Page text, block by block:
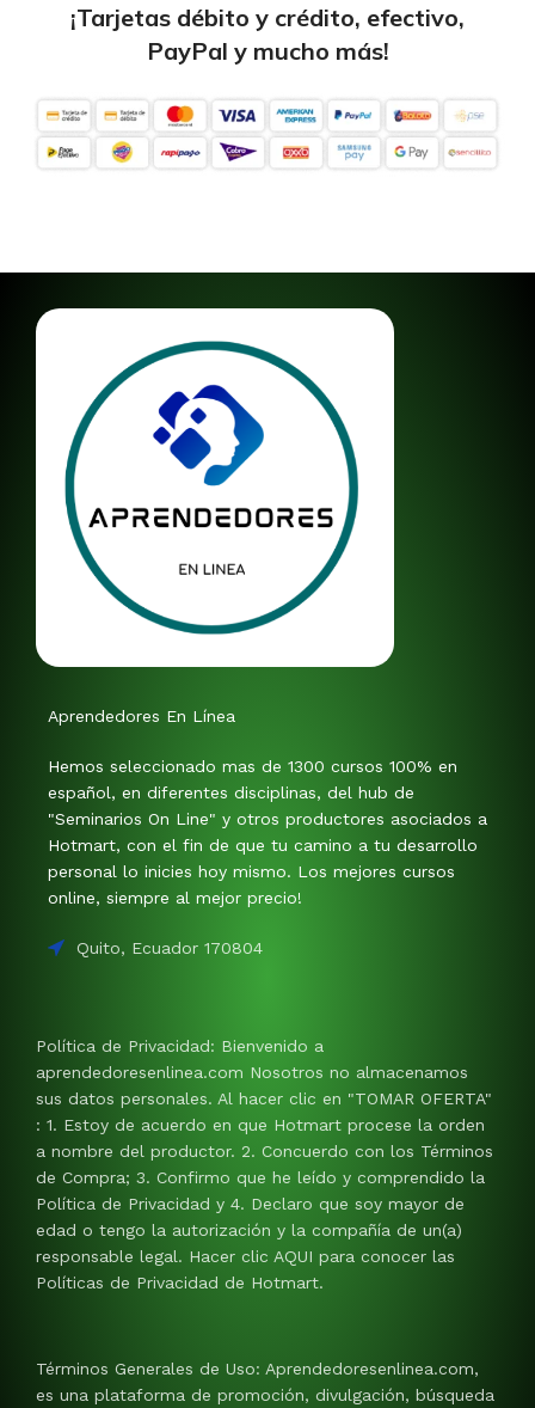
¡Tarjetas débito y crédito, efectivo,
PayPal y mucho más!
Aprendedores En Línea
Hemos seleccionado mas de 1300 cursos 100% en
español, en diferentes disciplinas, del hub de
"Seminarios On Line" y otros productores asociados a
Hotmart, con el fin de que tu camino a tu desarrollo
personal lo inicies hoy mismo. Los mejores cursos
online, siempre al mejor precio!
Quito, Ecuador 170804
Política de Privacidad: Bienvenido a
aprendedoresenlinea.com Nosotros no almacenamos
sus datos personales. Al hacer clic en "TOMAR OFERTA"
: 1. Estoy de acuerdo en que Hotmart procese la orden
a nombre del productor. 2. Concuerdo con los Términos
de Compra; 3. Confirmo que he leído y comprendido la
Política de Privacidad y 4. Declaro que soy mayor de
edad o tengo la autorización y la compañía de un(a)
responsable legal. Hacer clic AQUI para conocer las
Políticas de Privacidad de Hotmart.
Términos Generales de Uso: Aprendedoresenlinea.com,
es una plataforma de promoción, divulgación, búsqueda